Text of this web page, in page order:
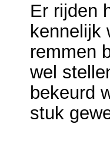
Er rijden
kennelijk
remmen
wel
bekeurd
stuk